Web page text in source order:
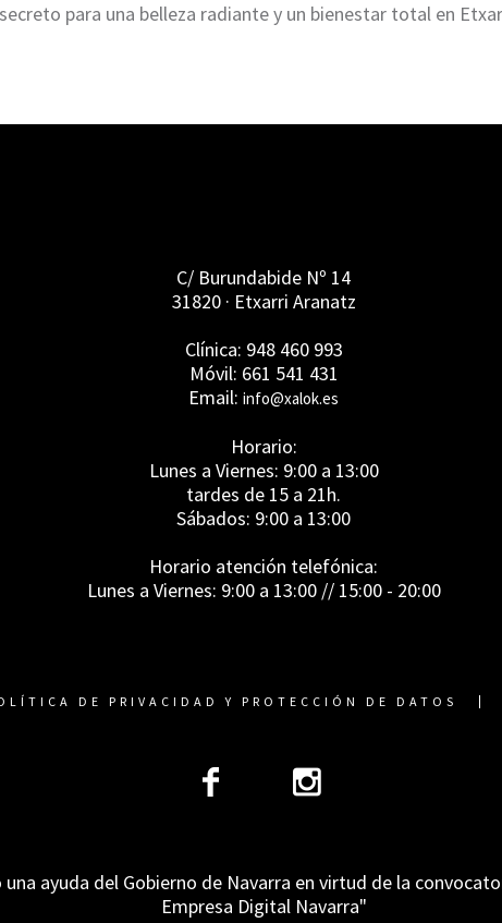
secreto para una belleza radiante y un bienestar total en
C/ Burundabide Nº 14
31820 · Etxarri Aranatz
Clínica: 948 460 993
Móvil: 661 541 431
Email: info@xalok.es
Horario:
Lunes a Viernes: 9:00 a 13:00
tardes de 15 a 21h.
Sábados: 9:00 a 13:00
Horario atención telefónica:
Lunes a Viernes: 9:00 a 13:00 // 15:00 - 20:00
DE PRIVACIDAD Y PROTECCIÓN DE DATOS
ayuda del Gobierno de Navarra en virtud de la
Empresa Digital Navarra"